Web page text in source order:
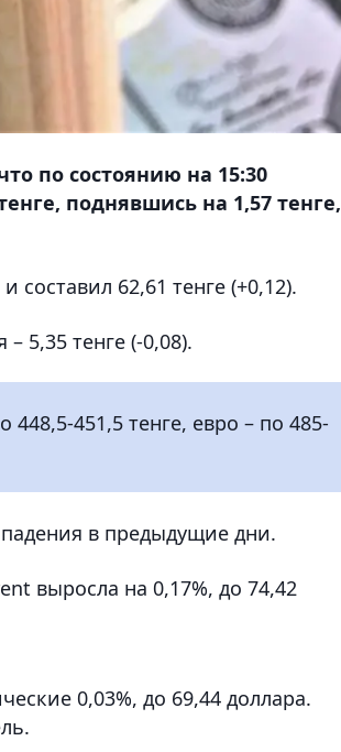
по состоянию на 15:30
поднявшись на 1,57 тенге,
62,61 тенге (+0,12).
5,35 тенге (-0,08).
451,5 тенге, евро – по 485-
в предыдущие дни.
выросла на 0,17%, до 74,42
0,03%, до 69,44 доллара.